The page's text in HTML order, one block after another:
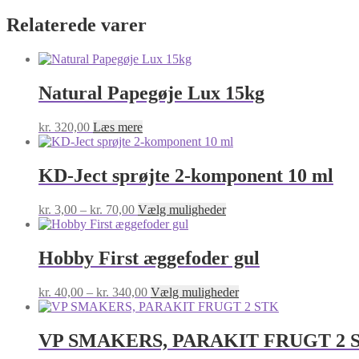
antal
Relaterede varer
Natural Papegøje Lux 15kg
kr. 320,00 Læs mere
KD-Ject sprøjte 2-komponent 10 ml
kr. 3,00 – kr. 70,00Prisinterval:
kr. 3,00
kr. 70,00
Vælg mulighederDette
flere
varianter.
kan
vælges
varesiden
Hobby First æggefoder gul
kr. 40,00 – kr. 340,00Prisinterval:
kr. 40,00
kr. 340,00
Vælg mulighederDette
vare
flere
varianter.
VP SMAKERS, PARAKIT FRUGT 2